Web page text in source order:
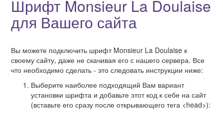
Шрифт Monsieur La Doulaise
для Вашего сайта
Вы можете подключить шрифт Monsieur La Doulaise к
своему сайту, даже не скачивая его с нашего сервера. Все
что необходимо сделать - это следовать инструкции ниже:
Выберите наиболее подходящий Вам вариант
установки шрифта и добавьте этот код к себе на сайт
(вставьте его сразу после открывающего тега <head>):